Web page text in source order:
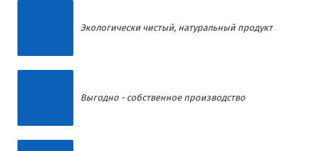
Экологически чистый, натуральный продукт
Выгодно - собственное производство